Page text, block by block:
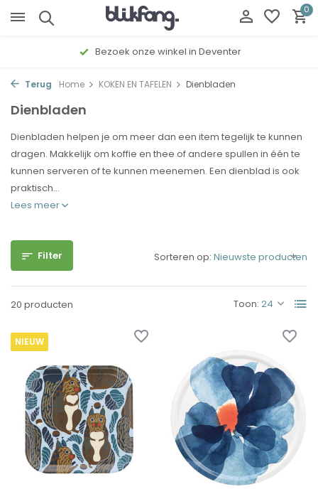
0
Gratis cadeau inpakservice
Terug Home KOKEN EN TAFELEN Dienbladen
Dienbladen
Dienbladen helpen je om meer dan een item tegelijk te kunnen
dragen. Makkelijk om koffie en thee of andere spullen in één te
kunnen serveren of te kunnen meenemen. Een dienblad is ook
praktisch...
Lees meer
Filter
20 producten Toon:
Sorteren op:
NIEUW